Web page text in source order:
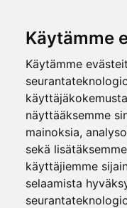
Käytämme
Käytämme
näyttääksemme
mainoksia,
sekä
käyttäjiemme
selaamista